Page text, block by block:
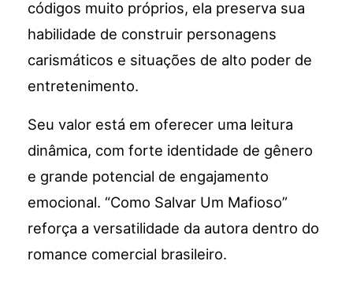
códigos muito próprios, ela preserva sua
habilidade de construir personagens
carismáticos e situações de alto poder de
entretenimento.
Seu valor está em oferecer uma leitura
dinâmica, com forte identidade de gênero
e grande potencial de engajamento
emocional. “Como Salvar Um Mafioso”
reforça a versatilidade da autora dentro do
romance comercial brasileiro.